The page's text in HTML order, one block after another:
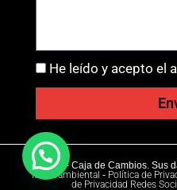
He leído y acepto el
Ⓒ 2026 - Caja de Cambios. Sus
Medioambiental - Política de
de Privacidad Redes